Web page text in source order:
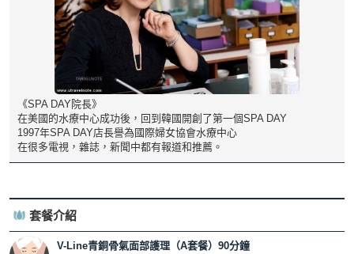
《SPA DAY院長》
在美國的水療中心成功後，回到韓國開創了第一個SPA DAY
1997年SPA DAY店長譽為國際婦女協會水療中心
在很多電視，雜誌，新聞中都有報道和推薦。
套餐介紹
V-Line青銅骨氣面部護理（A套餐）90分鐘